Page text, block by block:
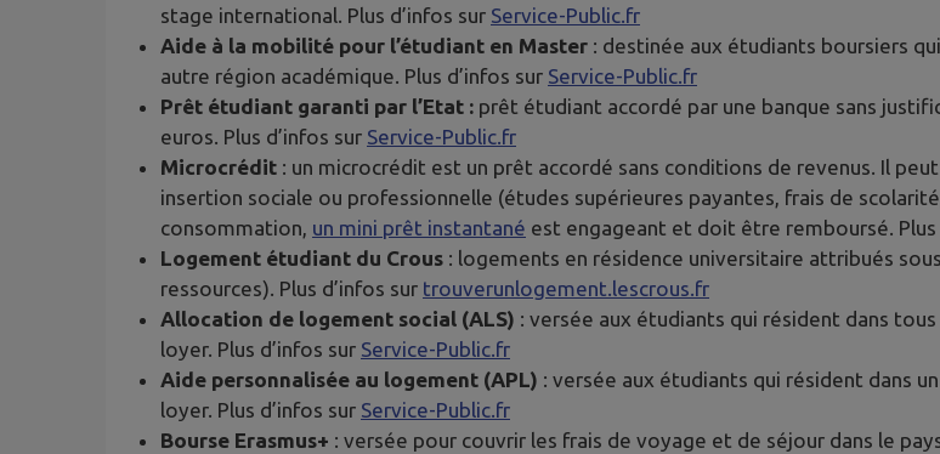
stage international. Plus d’infos sur Service-Public.fr
Aide à la mobilité pour l’étudiant en Master : destinée aux étudiants boursiers
autre région académique. Plus d’infos sur Service-Public.fr
Prêt étudiant garanti par l’Etat : prêt étudiant accordé par une banque sans
euros. Plus d’infos sur Service-Public.fr
Microcrédit : un microcrédit est un prêt accordé sans conditions de revenus. Il
insertion sociale ou professionnelle (études supérieures payantes, frais de
consommation, un mini prêt instantané est engageant et doit être remboursé. Plus
Logement étudiant du Crous : logements en résidence universitaire attribués
ressources). Plus d’infos sur trouverunlogement.lescrous.fr
Allocation de logement social (ALS) : versée aux étudiants qui résident dans
loyer. Plus d’infos sur Service-Public.fr
Aide personnalisée au logement (APL) : versée aux étudiants qui résident dans
loyer. Plus d’infos sur Service-Public.fr
Bourse Erasmus+ : versée pour couvrir les frais de voyage et de séjour dans le